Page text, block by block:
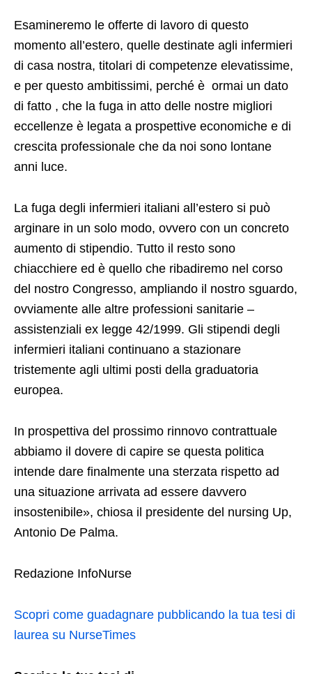
Esamineremo le offerte di lavoro di questo
momento all’estero, quelle destinate agli infermieri
di casa nostra, titolari di competenze elevatissime,
e per questo ambitissimi, perché è ormai un dato
di fatto , che la fuga in atto delle nostre migliori
eccellenze è legata a prospettive economiche e di
crescita professionale che da noi sono lontane
anni luce.
La fuga degli infermieri italiani all’estero si può
arginare in un solo modo, ovvero con un concreto
aumento di stipendio. Tutto il resto sono
chiacchiere ed è quello che ribadiremo nel corso
del nostro Congresso, ampliando il nostro sguardo,
ovviamente alle altre professioni sanitarie –
assistenziali ex legge 42/1999. Gli stipendi degli
infermieri italiani continuano a stazionare
tristemente agli ultimi posti della graduatoria
europea.
In prospettiva del prossimo rinnovo contrattuale
abbiamo il dovere di capire se questa politica
intende dare finalmente una sterzata rispetto ad
una situazione arrivata ad essere davvero
insostenibile», chiosa il presidente del nursing Up,
Antonio De Palma.
Redazione InfoNurse
Scopri come guadagnare pubblicando la tua tesi di
laurea su NurseTimes